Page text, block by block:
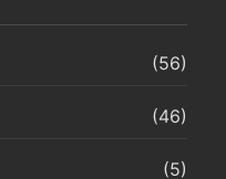
(56)
(46)
(5)